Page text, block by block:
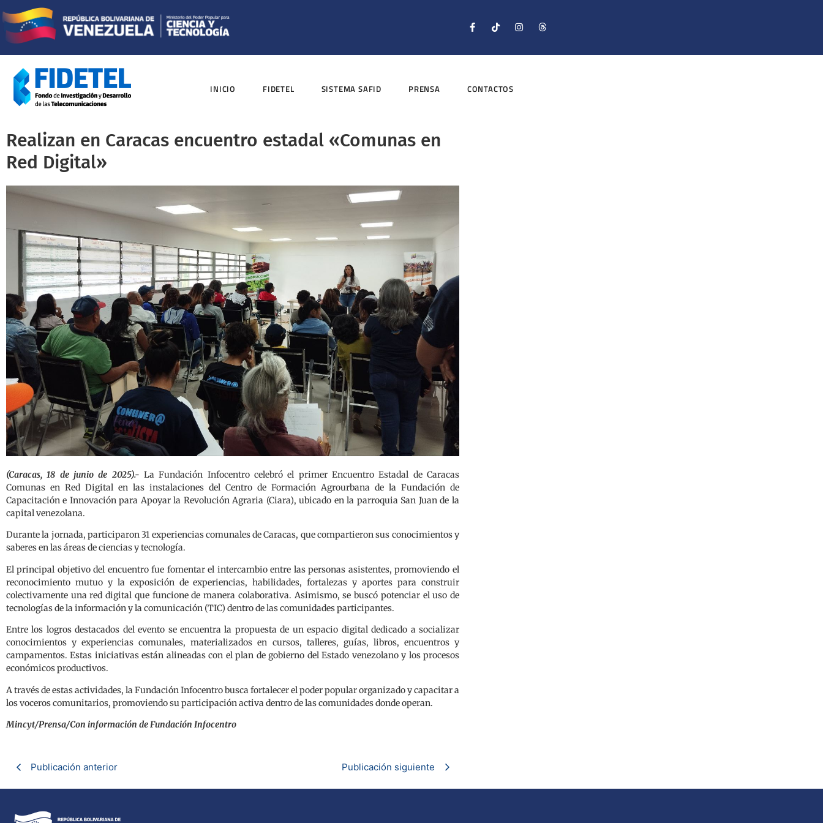
INICIO FIDETEL SISTEMA SAFID PRENSA CONTACTOS
Realizan en Caracas encuentro estadal «Comunas en
Red Digital»
(Caracas, 18 de junio de 2025).- La Fundación Infocentro celebró el primer Encuentro Estadal de Caracas
Comunas en Red Digital en las instalaciones del Centro de Formación Agrourbana de la Fundación de
Capacitación e Innovación para Apoyar la Revolución Agraria (Ciara), ubicado en la parroquia San Juan de la
capital venezolana.
Durante la jornada, participaron 31 experiencias comunales de Caracas, que compartieron sus conocimientos y
saberes en las áreas de ciencias y tecnología.
El principal objetivo del encuentro fue fomentar el intercambio entre las personas asistentes, promoviendo el
reconocimiento mutuo y la exposición de experiencias, habilidades, fortalezas y aportes para construir
colectivamente una red digital que funcione de manera colaborativa. Asimismo, se buscó potenciar el uso de
tecnologías de la información y la comunicación (TIC) dentro de las comunidades participantes.
Entre los logros destacados del evento se encuentra la propuesta de un espacio digital dedicado a socializar
conocimientos y experiencias comunales, materializados en cursos, talleres, guías, libros, encuentros y
campamentos. Estas iniciativas están alineadas con el plan de gobierno del Estado venezolano y los procesos
económicos productivos.
A través de estas actividades, la Fundación Infocentro busca fortalecer el poder popular organizado y capacitar a
los voceros comunitarios, promoviendo su participación activa dentro de las comunidades donde operan.
Mincyt/Prensa/Con información de Fundación Infocentro
Publicación anterior Publicación siguiente